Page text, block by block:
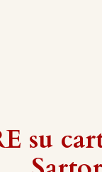
su